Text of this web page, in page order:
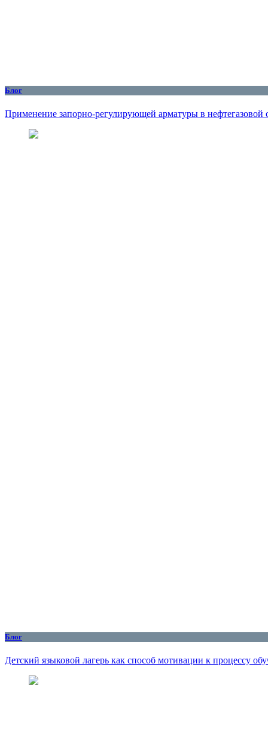
Блог
Применение запорно-регулирующей арматуры в нефтегазовой
Блог
Детский языковой лагерь как способ мотивации к процессу